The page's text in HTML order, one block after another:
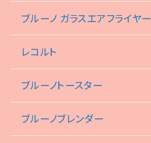
ブルーノ ガラスエアフライヤー
レコルト
ブルーノトースター
ブルーノブレンダー